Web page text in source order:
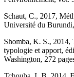
Schaut, C., 2017,
Université du
Shomba, K. S., 2014,
typologie et apport,
Washington, 272